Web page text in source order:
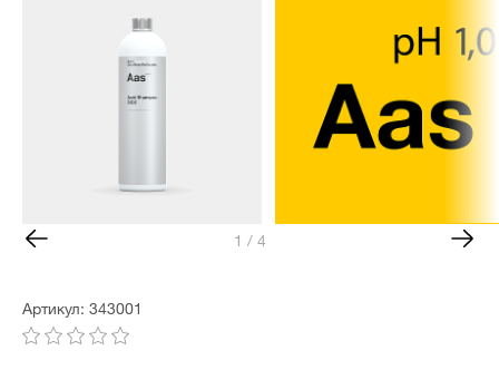
1 / 4
Артикул: 343001